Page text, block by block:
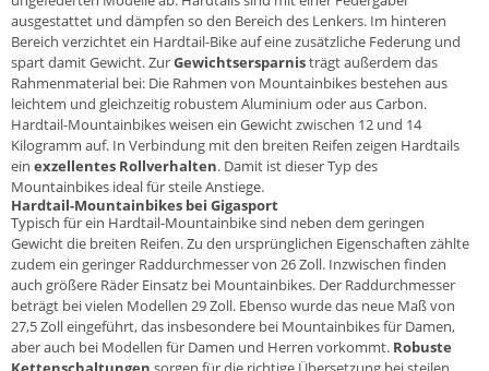
ausgestattet und dämpfen so den Bereich des Lenkers. Im hinteren
Bereich verzichtet ein Hardtail-Bike auf eine zusätzliche Federung und
spart damit Gewicht. ZurGewichtsersparnisträgt außerdem das
Rahmenmaterial bei: Die Rahmen von Mountainbikes bestehen aus
leichtem und gleichzeitig robustem Aluminium oder aus Carbon.
Hardtail-Mountainbikes weisen ein Gewicht zwischen 12 und 14
Kilogramm auf. In Verbindung mit den breiten Reifen zeigen Hardtails
ein exzellentes Rollverhalten. Damit ist dieser Typ des
Mountainbikes ideal für steile Anstiege.
Hardtail-Mountainbikes bei Gigasport
Typisch für ein Hardtail-Mountainbike sind neben dem geringen
Gewicht die breiten Reifen. Zu den ursprünglichen Eigenschaften zählte
zudem ein geringer Raddurchmesser von 26 Zoll. Inzwischen finden
auch größere Räder Einsatz bei Mountainbikes. Der Raddurchmesser
beträgt bei vielen Modellen 29 Zoll. Ebenso wurde das neue Maß von
27,5 Zolleingeführt, das insbesondere bei Mountainbikes für Damen,
aber auch bei Modellen für Damen und Herren vorkommt. Robuste